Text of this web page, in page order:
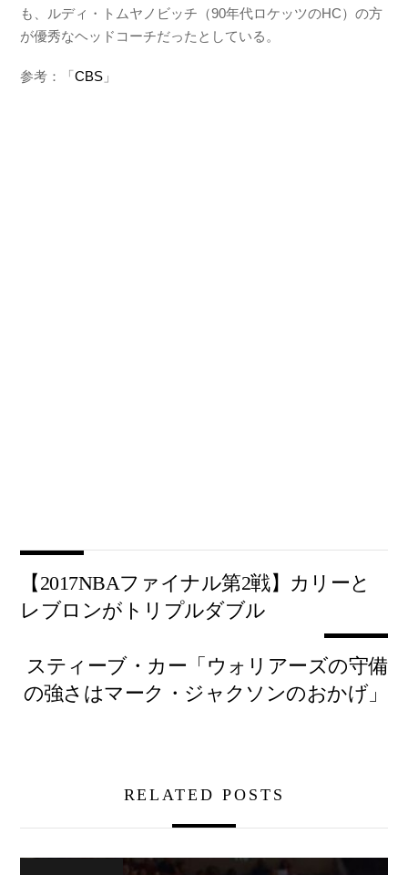
も、ルディ・トムヤノビッチ（90年代ロケッツのHC）の方
が優秀なヘッドコーチだったとしている。
参考：「CBS 」
【2017NBAファイナル第2戦】カリーと
レブロンがトリプルダブル
スティーブ・カー「ウォリアーズの守備
の強さはマーク・ジャクソンのおかげ」
RELATED POSTS